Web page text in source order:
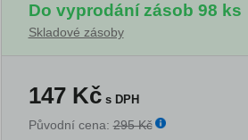
Do vyprodání zásob 98 ks
Skladové zásoby
147Kčs DPH
Původní cena:295 Kč